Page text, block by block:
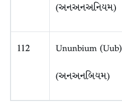
(અનઅનઅનિયમ)
112
Ununbium (Uub)
(અનઅનબિયમ)